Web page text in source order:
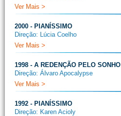
Ver Mais >
2000 - PIANÍSSIMO
Direção: Lúcia Coelho
Ver Mais >
1998 - A REDENÇÃO PELO SONHO
Direção: Álvaro Apocalypse
Ver Mais >
1992 - PIANÍSSIMO
Direção: Karen Acioly